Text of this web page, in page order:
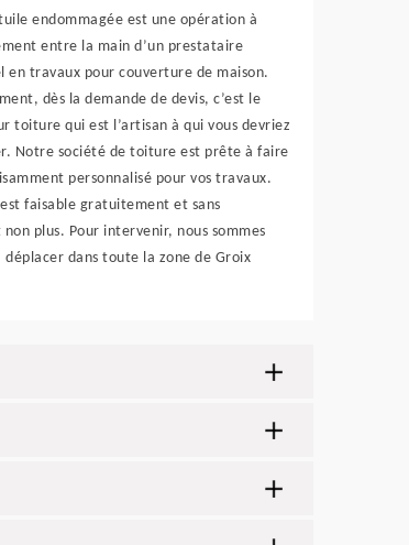
endommagée est une opération à
entre la main d’un prestataire
en travaux pour couverture de maison.
dès la demande de devis, c’est le
toiture qui est l’artisan à qui vous devriez
Notre société de toiture est prête à faire
personnalisé pour vos travaux.
faisable gratuitement et sans
plus. Pour intervenir, nous sommes
déplacer dans toute la zone de Groix